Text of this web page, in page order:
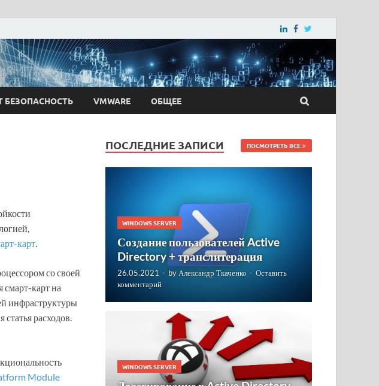
БЕЗОПАСНОСТЬ VMWARE ОБЩЕЕ
карт.
со своей
карт на
инфраструктуры
статья расходов.
Module
ПОСЛЕДНИЕ ЗАПИСИ ПОСМОТРЕТЬ ВСЕ
WINDOWS SERVER
Создание пользователей Active
Directory + транслитерация
26.05.2021 - by Александр Ткаченко - Оставить
комментарий
WINDOWS SERVER